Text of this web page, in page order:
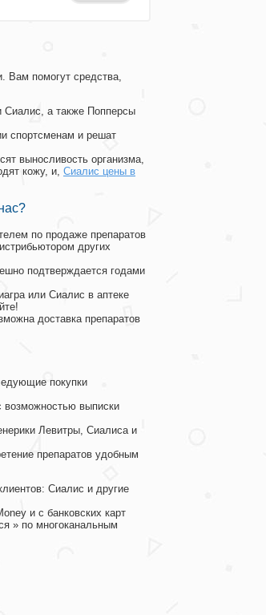
Вам помогут средства,
Сиалис, а также Попперсы
спортсменам и решат
выносливость организма,
кожу, и, Сиалис цены в
по продаже препаратов
других
подтверждается годами
или Сиалис в аптеке
доставка препаратов
покупки
выписки
Левитры, Сиалиса и
препаратов удобным
Сиалис и другие
и с банковских карт
» по многоканальным